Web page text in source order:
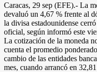
Caracas, 29 sep (EFE).- La
devaluó un 4,67 % frente al
la divisa estadounidense
oficial, según informó este
La cotización de la moneda
cuenta el promedio
cambio de las entidades
mes, cuando arrancó en